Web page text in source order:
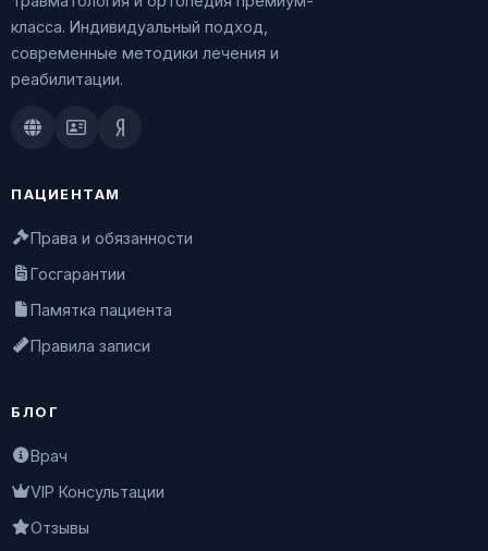
класса. Индивидуальный подход,
современные методики лечения и
реабилитации.
Doctu.ruПроДокторов
Яндекс.Здоровье
ПАЦИЕНТАМ
Права и обязанности
Госгарантии
Памятка пациента
Правила записи
БЛОГ
Врач
VIP Консультации
Отзывы